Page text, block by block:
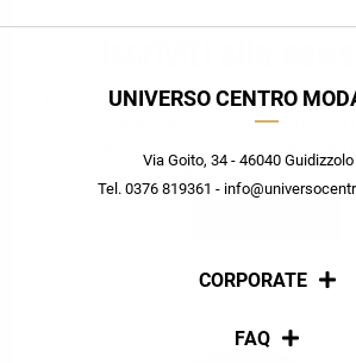
UNIVERSO CENTRO
Via Goito, 34 - 46040
Tel. 0376 819361 -
CORPORATE
Chi siamo
FAQ
Ricevi subito il tuo promocode con lo
nuovi arrivi utilizzabile anche in
scopri in anteprima le offerte in